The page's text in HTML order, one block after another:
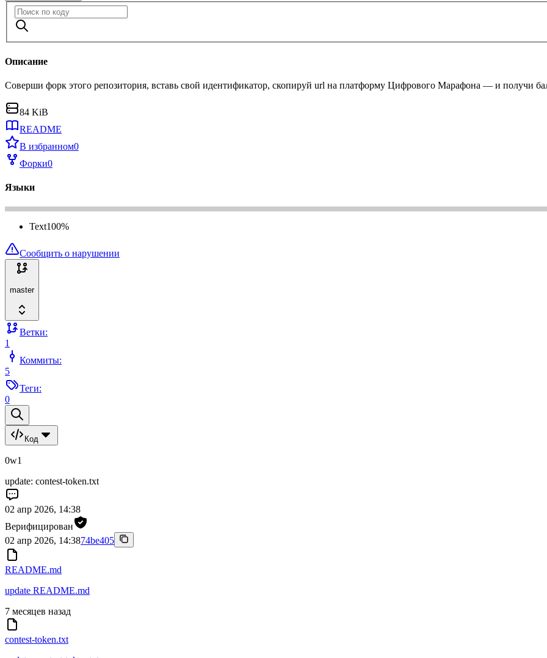
Описание
Соверши форк этого репозитория, вставь свой идентификатор, скопируй url на платформу Цифрового Марафона — и получи
84 KiB
README
В избранном0
Форки0
Языки
Text100%
Сообщить о нарушении
master
Ветки:
1
Коммиты:
5
Теги:
0
Код
0w1
update: contest-token.txt
02 апр 2026, 14:38
Верифицирован
02 апр 2026, 14:3874be405
README.md
update README.md
7 месяцев назад
contest-token.txt